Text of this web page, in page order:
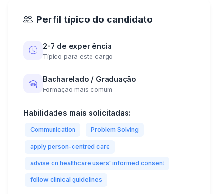
Perfil típico do candidato
2-7 de experiência
Típico para este cargo
Bacharelado / Graduação
Formação mais comum
Habilidades mais solicitadas:
Communication Problem Solving
apply person-centred care
advise on healthcare users' informed consent
follow clinical guidelines